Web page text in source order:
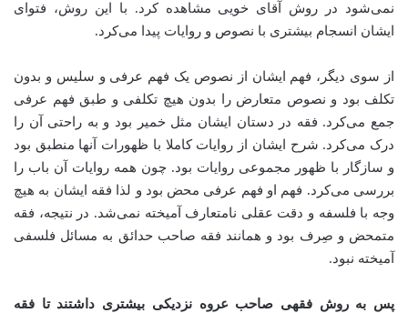
نمی‌شود در روش آقای خویی مشاهده کرد. با این روش، فتوای
ایشان انسجام بیشتری با نصوص و روایات پیدا می‌کرد.
از سوی دیگر، فهم ایشان از نصوص یک فهم عرفی و سلیس و بدون
تکلف بود و نصوص متعارض را بدون هیچ تکلفی و طبق فهم عرفی
جمع می‌کرد. فقه در دستان ایشان مثل خمیر بود و به راحتی آن را
درک می‌کرد. شرح ایشان از روایات کاملا با ظهورات آنها منطبق بود
و سازگار با ظهور مجموعی روایات بود. چون همه روایات آن باب را
بررسی می‌کرد. فهم او فهم عرفی محض بود و لذا فقه ایشان به هیچ
وجه با فلسفه و دقت عقلی نامتعارف آمیخته نمی‌شد. در نتیجه، فقه
متمحض و صِرف بود و همانند فقه صاحب حدائق به مسائل فلسفی
آمیخته نبود.
پس به روش فقهی صاحب عروه نزدیکی بیشتری داشتند تا فقه